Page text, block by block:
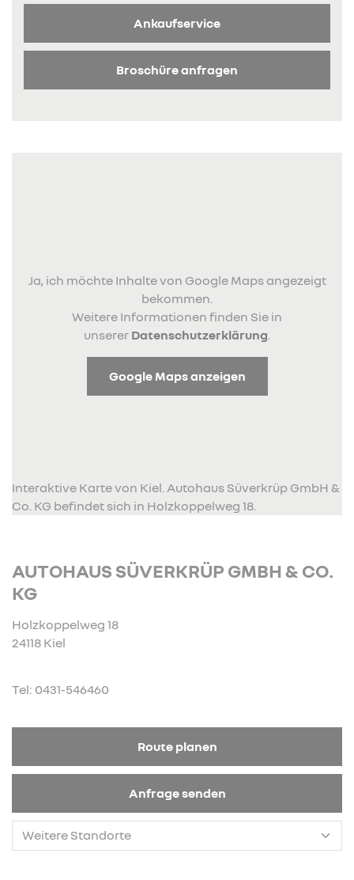
Ankaufservice
Broschüre anfragen
Ja, ich möchte Inhalte von Google Maps angezeigt
bekommen.
Weitere Informationen finden Sie in
unserer Datenschutzerklärung.
Google Maps anzeigen
Interaktive Karte von Kiel. Autohaus Süverkrüp GmbH &
Co. KG befindet sich in Holzkoppelweg 18.
AUTOHAUS SÜVERKRÜP GMBH & CO.
KG
Holzkoppelweg 18
24118 Kiel
Tel: 0431-546460
Route planen
Anfrage senden